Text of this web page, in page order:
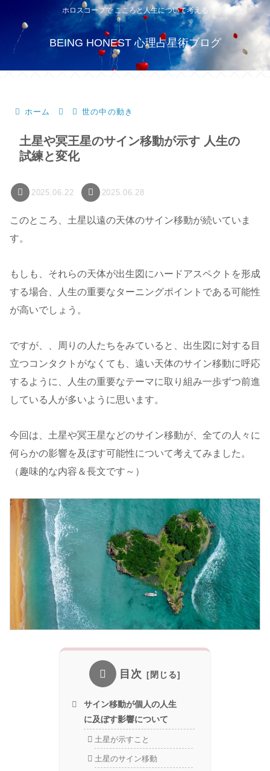
ホロスコープで こころと人生について考える
BEING HONEST 心理占星術ブログ
ホーム 世の中の動き
土星や冥王星のサイン移動が示す 人生の
試練と変化
2025.06.22 2025.06.28
このところ、土星以遠の天体のサイン移動が続いていま
す。
もしも、それらの天体が出生図にハードアスペクトを形成
する場合、人生の重要なターニングポイントである可能性
が高いでしょう。
ですが、、周りの人たちをみていると、出生図に対する目
立つコンタクトがなくても、遠い天体のサイン移動に呼応
するように、人生の重要なテーマに取り組み一歩ずつ前進
している人が多いように思います。
今回は、土星や冥王星などのサイン移動が、全ての人々に
何らかの影響を及ぼす可能性について考えてみました。
（趣味的な内容＆長文です～）
目次
サイン移動が個人の人生
に及ぼす影響について
土星が示すこと
土星のサイン移動